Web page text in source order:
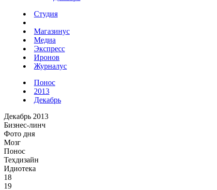
Студия
Магазинус
Медиа
Экспресс
Иронов
Журналус
Понос
2013
Декабрь
Декабрь 2013
Бизнес-линч
Фото дня
Мозг
Понос
Техдизайн
Идиотека
18
19